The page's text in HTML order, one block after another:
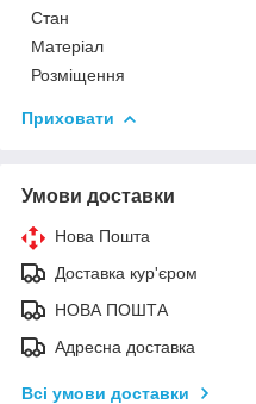
Стан
Матеріал
Розміщення
Приховати
Умови доставки
Нова Пошта
Доставка кур'єром
НОВА ПОШТА
Адресна доставка
Всі умови доставки